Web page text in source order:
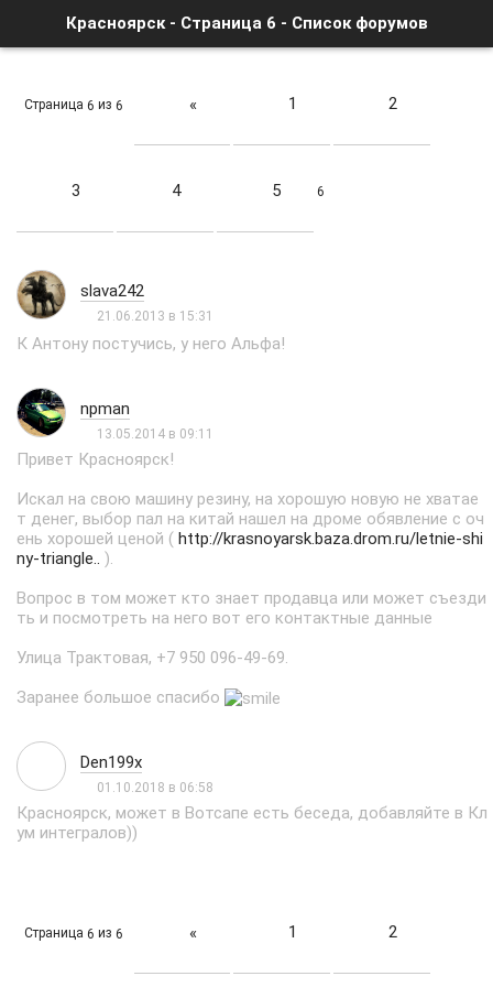
Красноярск - Страница 6 - Список форумов
Страница 6 из 6 « 1 2
3 4 5 6
slava242
21.06.2013 в 15:31
К Антону постучись, у него Альфа!
npman
13.05.2014 в 09:11
Привет Красноярск!
Искал на свою машину резину, на хорошую новую не хватае
т денег, выбор пал на китай нашел на дроме обявление с оч
ень хорошей ценой ( http://krasnoyarsk.baza.drom.ru/letnie-shi
ny-triangle.. ).
Вопрос в том может кто знает продавца или может съезди
ть и посмотреть на него вот его контактные данные
Улица Трактовая, +7 950 096-49-69.
Заранее большое спасибо
Den199x
01.10.2018 в 06:58
Красноярск, может в Вотсапе есть беседа, добавляйте в Кл
ум интегралов))
Страница 6 из 6 « 1 2